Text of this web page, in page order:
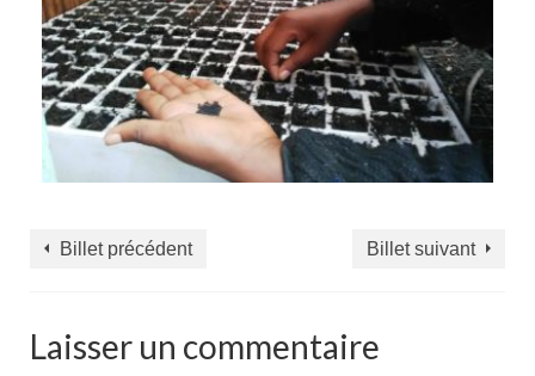
Billet précédent Billet suivant
Laisser un commentaire